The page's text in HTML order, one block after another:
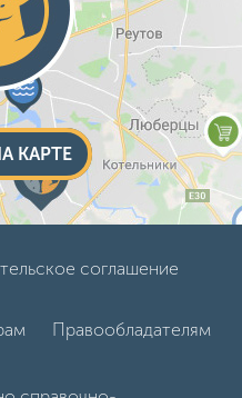
КАРТЕ
соглашение
Правообладателям